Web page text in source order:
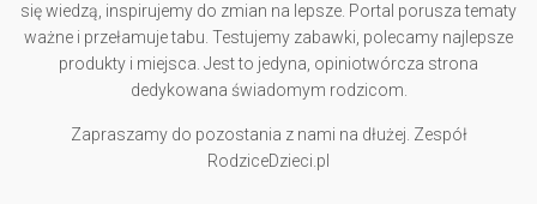
się wiedzą, inspirujemy do zmian na lepsze. Portal porusza tematy
ważne i przełamuje tabu. Testujemy zabawki, polecamy najlepsze
produkty i miejsca. Jest to jedyna, opiniotwórcza strona
dedykowana świadomym rodzicom.
Zapraszamy do pozostania z nami na dłużej. Zespół
RodziceDzieci.pl